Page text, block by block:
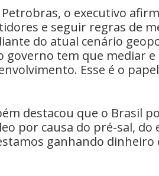
o executivo
e seguir regras de
do atual cenário
governo tem que mediar
Esse é o
destacou que o Brasil
por causa do pré-sal,
ganhando dinheiro